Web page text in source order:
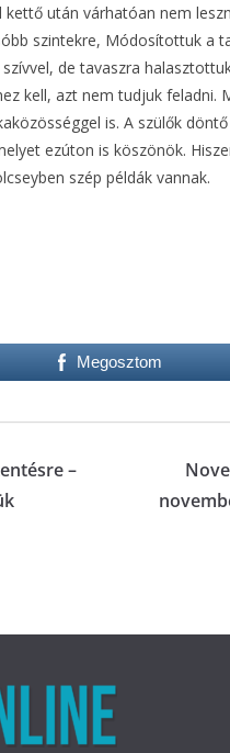
után várhatóan nem
szintekre, Módosítottuk a
de tavaszra
kell, azt nem tudjuk feladni.
is. A szülők
ezúton is köszönök.
szép példák vannak.
Megosztom
–